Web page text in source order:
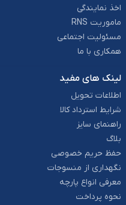
اخذ نمایندگی
ماموریت RNS
مسئولیت اجتماعی
همکاری با ما
لینک های مفید
اطلاعات تحویل
شرایط استرداد کالا
راهنمای سایز
بلاگ
حفظ حریم خصوصی
نگهداری از منسوجات
معرفی انواع پارچه
نحوه پرداخت